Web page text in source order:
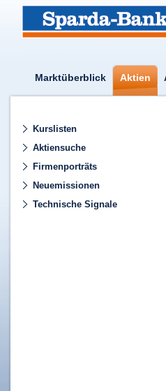
Marktüberblick Aktien
Kurslisten
Aktiensuche
Firmenporträts
Neuemissionen
Technische Signale